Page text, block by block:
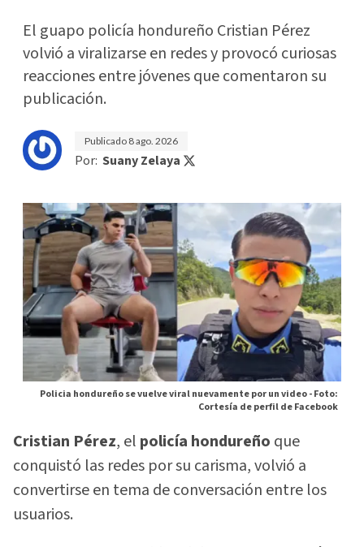
El guapo policía hondureño Cristian Pérez
volvió a viralizarse en redes y provocó curiosas
reacciones entre jóvenes que comentaron su
publicación.
Publicado 8 ago. 2026
Por: Suany Zelaya
Policia hondureño se vuelve viral nuevamente por un video -Foto:
Cortesía de perfil de Facebook
Cristian Pérez, el policía hondureño que
conquistó las redes por su carisma, volvió a
convertirse en tema de conversación entre los
usuarios.